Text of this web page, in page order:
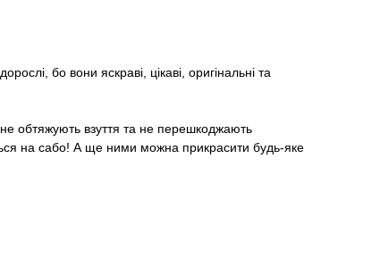
бо вони яскраві, цікаві, оригінальні та
обтяжують взуття та не перешкоджають
на сабо! А ще ними можна прикрасити будь-яке